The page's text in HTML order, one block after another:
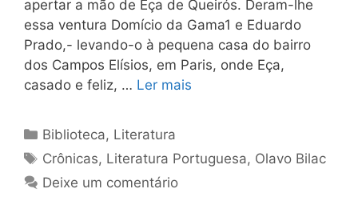
apertar a mão de Eça de Queirós. Deram-lhe
essa ventura Domício da Gama1 e Eduardo
Prado,- levando-o à pequena casa do bairro
dos Campos Elísios, em Paris, onde Eça,
casado e feliz, … Ler mais
Categorias
Biblioteca, Literatura
Tags
Crônicas, Literatura Portuguesa, Olavo Bilac
Deixe um comentário